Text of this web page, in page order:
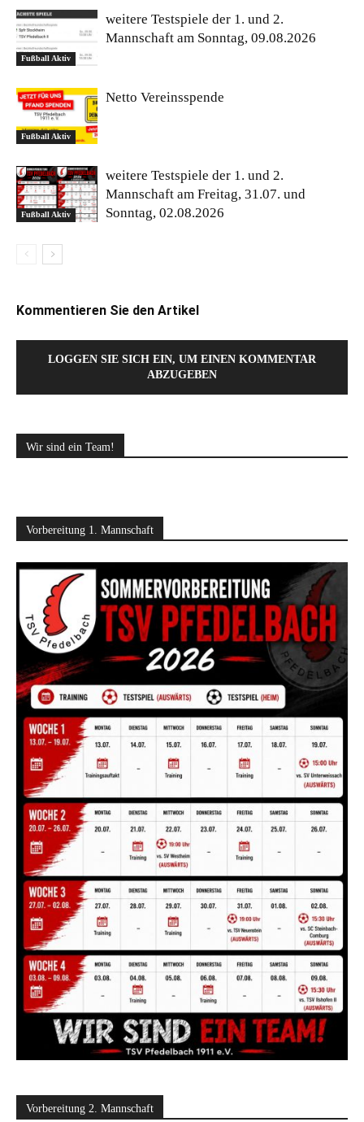
Fußball Aktiv
weitere Testspiele der 1. und 2.
Mannschaft am Sonntag, 09.08.2026
Fußball Aktiv
Netto Vereinsspende
Fußball Aktiv
weitere Testspiele der 1. und 2.
Mannschaft am Freitag, 31.07. und
Sonntag, 02.08.2026
Kommentieren Sie den Artikel
LOGGEN SIE SICH EIN, UM EINEN KOMMENTAR
ABZUGEBEN
Wir sind ein Team!
Vorbereitung 1. Mannschaft
Vorbereitung 2. Mannschaft